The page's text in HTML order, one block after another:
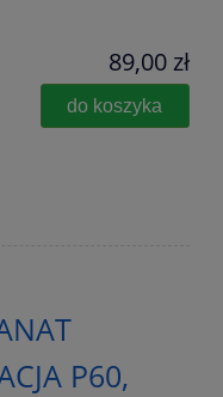
89,00 zł
do koszyka
P60,